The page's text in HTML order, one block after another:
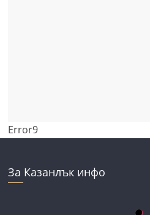
Error9
За Казанлък инфо